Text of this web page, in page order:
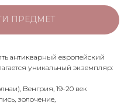
ПРЕДМЕТ
антикварный европейский
уникальный экземпляр:
Венгрия, 19-20 век
золочение,